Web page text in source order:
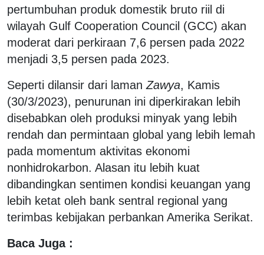
pertumbuhan produk domestik bruto riil di
wilayah Gulf Cooperation Council (GCC) akan
moderat dari perkiraan 7,6 persen pada 2022
menjadi 3,5 persen pada 2023.
Seperti dilansir dari laman Zawya, Kamis
(30/3/2023), penurunan ini diperkirakan lebih
disebabkan oleh produksi minyak yang lebih
rendah dan permintaan global yang lebih lemah
pada momentum aktivitas ekonomi
nonhidrokarbon. Alasan itu lebih kuat
dibandingkan sentimen kondisi keuangan yang
lebih ketat oleh bank sentral regional yang
terimbas kebijakan perbankan Amerika Serikat.
Baca Juga :